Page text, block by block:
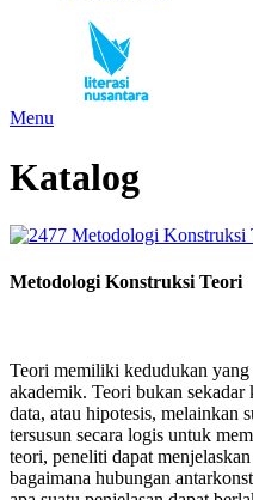
Menu
Katalog
Metodologi Konstruksi Teori
Teori memiliki kedudukan yang
akademik. Teori bukan
data, atau hipotesis, melainkan
tersusun secara logis untuk
teori, peneliti dapat
bagaimana hubungan